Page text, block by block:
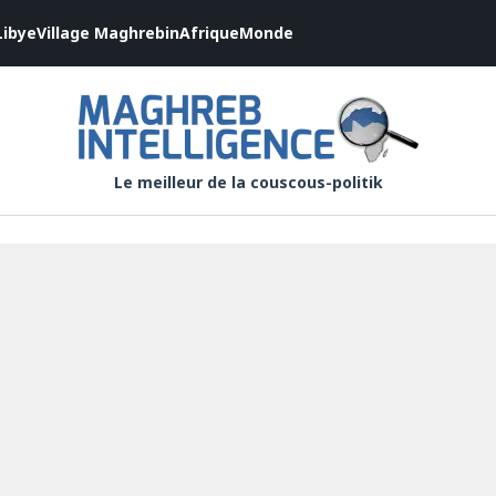
Village MaghrebinAfriqueMonde
Le meilleur de la couscous-politik